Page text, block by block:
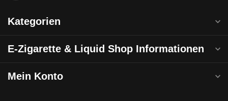
Kategorien
E-Zigarette & Liquid Shop Informationen
Mein Konto